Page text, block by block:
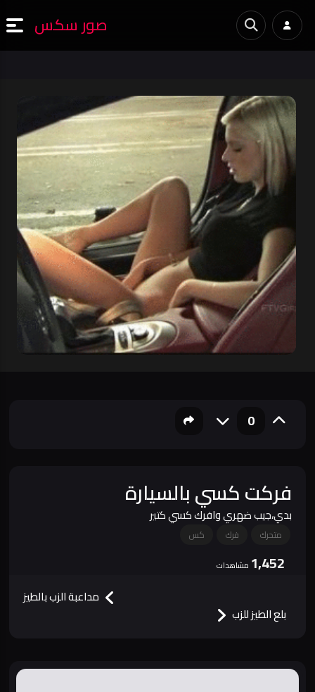
صور سكس
0
فركت كسي بالسيارة
بدي،جيب ضهري وافرك كسي كتير
متحرك فرك كس
1,452 مشاهدات
مداعبة الزب بالطيز
بلع الطيز للزب